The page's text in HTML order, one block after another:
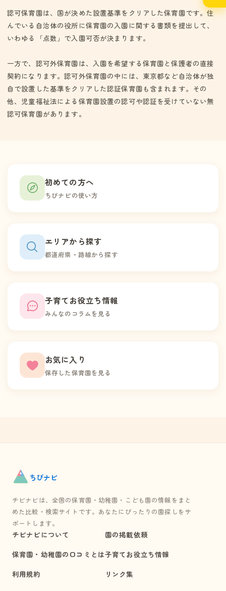
認可保育園は、国が決めた設置基準をクリアした保育園です。住
んでいる自治体の役所に保育園の入園に関する書類を提出して、
いわゆる「点数」で入園可否が決まります。
一方で、認可外保育園は、入園を希望する保育園と保護者の直接
契約になります。認可外保育園の中には、東京都など自治体が独
自で設置した基準をクリアした認証保育園も含まれます。その
他、児童福祉法による保育園設置の認可や認証を受けていない無
認可保育園があります。
初めての方へ
ちびナビの使い方
エリアから探す
都道府県・路線から探す
子育てお役立ち情報
みんなのコラムを見る
お気に入り
保存した保育園を見る
ちびナビ
チビナビは、全国の保育園・幼稚園・こども園の情報をまと
めた比較・検索サイトです。あなたにぴったりの園探しをサ
ポートします。
チビナビについて
保育園・幼稚園の口コミとは
利用規約
園の掲載依頼
子育てお役立ち情報
リンク集